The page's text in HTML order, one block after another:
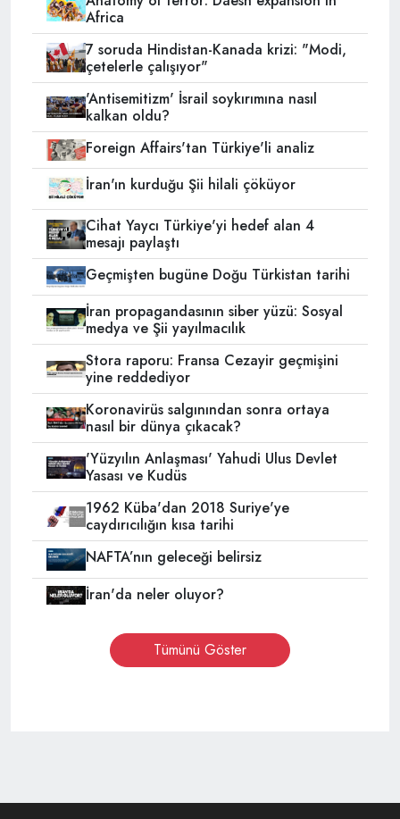
Africa
7 soruda Hindistan-Kanada krizi: "Modi,
çetelerle çalışıyor"
'Antisemitizm' İsrail soykırımına nasıl
kalkan oldu?
Foreign Affairs'tan Türkiye'li analiz
İran'ın kurduğu Şii hilali çöküyor
Cihat Yaycı Türkiye'yi hedef alan 4
mesajı paylaştı
Geçmişten bugüne Doğu Türkistan tarihi
İran propagandasının siber yüzü: Sosyal
medya ve Şii yayılmacılık
Stora raporu: Fransa Cezayir geçmişini
yine reddediyor
Koronavirüs salgınından sonra ortaya
nasıl bir dünya çıkacak?
'Yüzyılın Anlaşması' Yahudi Ulus Devlet
Yasası ve Kudüs
1962 Küba'dan 2018 Suriye'ye
caydırıcılığın kısa tarihi
NAFTA’nın geleceği belirsiz
İran'da neler oluyor?
Tümünü Göster